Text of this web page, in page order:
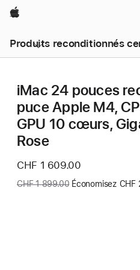
Apple
Produits reconditionnés
iMac 24 pouces
puce Apple M4,
GPU 10 cœurs,
Rose
Nouveau
prix
CHF 1 609.00
Ancien
CHF 1 899.00 Économisez CHF